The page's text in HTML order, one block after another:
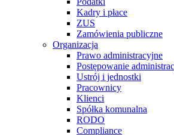
Kadry i płace
ZUS
Zamówienia publiczne
Organizacja
Prawo administracyjne
Postępowanie
Ustrój i jednostki
Pracownicy
Klienci
Spółka komunalna
RODO
Compliance